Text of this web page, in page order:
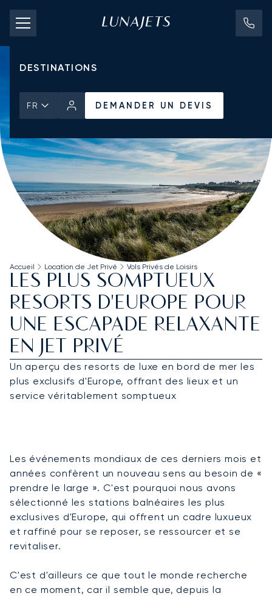
TARIFS D'AFFRÈTEMENT
JETS PRIVÉS
DESTINATIONS
FR DEMANDER UN DEVIS
Accueil Location de Jet Privé Vols Privés de Loisirs
LES PLUS SOMPTUEUX
RESORTS D'EUROPE POUR
UNE ESCAPADE RELAXANTE
EN JET PRIVÉ
Un aperçu des resorts de luxe en bord de mer les
plus exclusifs d'Europe, offrant des lieux et un
service véritablement somptueux
Les événements mondiaux de ces derniers mois et
années confèrent un nouveau sens au besoin de «
prendre le large ». C'est pourquoi nous avons
sélectionné les stations balnéaires les plus
exclusives d'Europe, qui offrent un cadre luxueux
et raffiné pour se reposer, se ressourcer et se
revitaliser.
C'est d'ailleurs ce que tout le monde recherche
en ce moment, car il semble que, depuis la